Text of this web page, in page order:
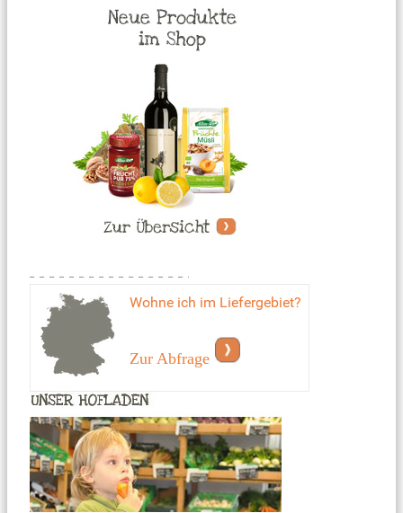
Wohne ich im Liefergebiet?
Zur Abfrage